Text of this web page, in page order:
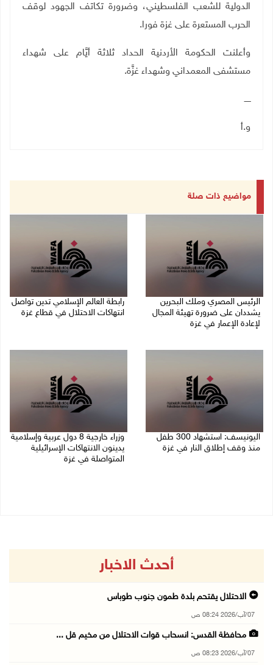
الدولية للشعب الفلسطيني، وضرورة تكاتف الجهود لوقف
الحرب المستعرة على غزة فورا.
وأعلنت الحكومة الأردنية الحداد ثلاثة أيَّام على شهداء
مستشفى المعمداني وشهداء غزَّة.
ـــــ
و.أ
مواضيع ذات صلة
الرئيس المصري وملك البحرين
يشددان على ضرورة تهيئة المجال
لإعادة الإعمار في غزة
رابطة العالم الإسلامي تدين تواصل
انتهاكات الاحتلال في قطاع غزة
اليونيسف: استشهاد 300 طفل
منذ وقف إطلاق النار في غزة
وزراء خارجية 8 دول عربية وإسلامية
يدينون الانتهاكات الإسرائيلية
المتواصلة في غزة
أحدث الاخبار
الاحتلال يقتحم بلدة طمون جنوب طوباس
07/آب/2026 08:24 ص
محافظة القدس: انسحاب قوات الاحتلال من مخيم قل ...
07/آب/2026 08:23 ص